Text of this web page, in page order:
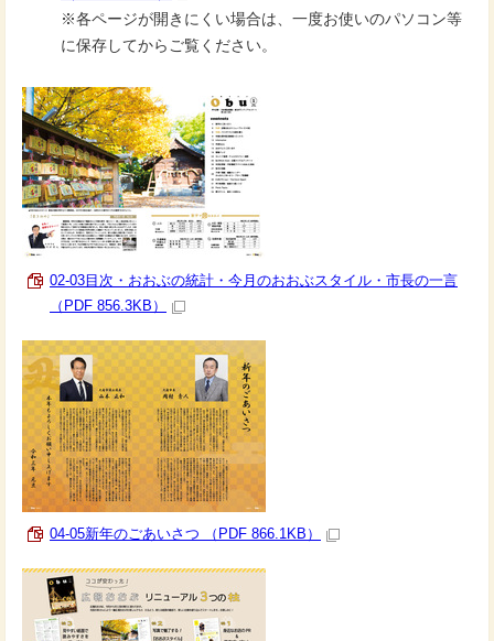
※各ページが開きにくい場合は、一度お使いのパソコン等
に保存してからご覧ください。
02-03目次・おおぶの統計・今月のおおぶスタイル・市長の一言
（PDF 856.3KB）
04-05新年のごあいさつ （PDF 866.1KB）